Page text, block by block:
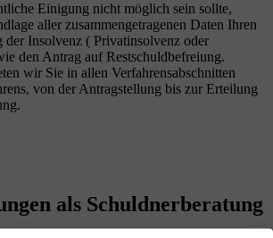
Einigung nicht möglich sein sollte,
aller zusammengetragenen Daten Ihren
Insolvenz ( Privatinsolvenz oder
den Antrag auf Restschuldbefreiung.
wir Sie in allen Verfahrensabschnitten
von der Antragstellung bis zur Erteilung
als Schuldnerberatung